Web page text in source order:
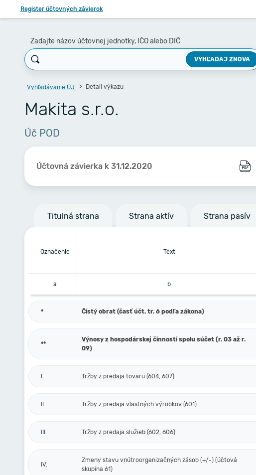
Register účtovných závierok
Zadajte názov účtovnej jednotky, IČO alebo DIČ
VYHĽADAJ ZNOVA
Vyhľadávanie ÚJ Detail výkazu
Makita s.r.o.
Úč POD
Účtovná závierka k 31.12.2020
Titulná strana Strana aktív Strana pasív
Označenie Text
a b
* Čistý obrat (časť účt. tr. 6 podľa zákona)
**
Výnosy z hospodárskej činnosti spolu súčet (r. 03 až r.
09)
I. Tržby z predaja tovaru (604, 607)
II. Tržby z predaja vlastných výrobkov (601)
III. Tržby z predaja služieb (602, 606)
IV.
Zmeny stavu vnútroorganizačných zásob (+/-) (účtová
skupina 61)